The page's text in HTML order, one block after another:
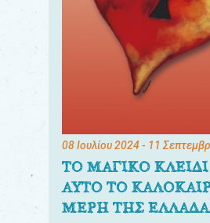
08 Ιουλίου 2024- 11
ΤΟ ΜΑΓΙΚΟ
ΑΥΤΟ ΤΟ
ΜΕΡΗ ΤΗΣ